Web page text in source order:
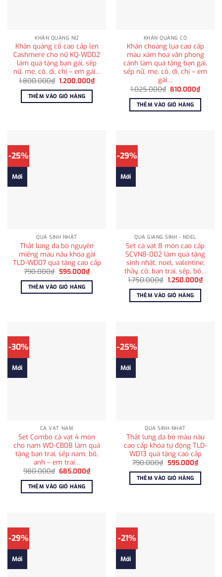
KHĂN QUÀNG NỮ
Khăn quàng cổ cao cấp len
Cashmere cho nữ KQ-WD02
làm quà tặng bạn gái, sếp
nữ, mẹ, cô, dì, chị – em gái…
1.800.000₫ Giá
là:
1.800.000₫.
1.200.000₫Giá
hiện
THÊM VÀO GIỎ HÀNG
KHĂN QUÀNG CỔ
Khăn choàng lụa cao cấp
màu xám hoa văn phong
cảnh làm quà tặng bạn gái,
sếp nữ, mẹ, cô, dì, chị – em
gái…
1.025.000₫ Giá
là:
1.025.000₫.
810.000₫Giá
hiện
tại
THÊM VÀO GIỎ HÀNG
-25%
Mới
QUÀ SINH NHẬT
Thắt lưng da bò nguyên
miếng màu nâu khóa gài
TLD-WD07 quà tặng cao cấp
790.000₫ Giá
là:
790.000₫.
595.000₫Giá
tại
THÊM VÀO GIỎ HÀNG
-29%
Mới
QUÀ GIÁNG SINH - NOEL
Set cà vạt 8 món cao cấp
SCVN8-002 làm quà tặng
sinh nhật, noel, valentine;
thầy, cô; bạn trai, sếp, bố…
1.750.000₫ Giá
là:
1.750.000₫.
1.250.000₫Giá
THÊM VÀO GIỎ HÀNG
-30%
Mới
CÀ VẠT NAM
Set Combo cà vạt 4 món
cho nam WD-CB08 làm quà
tặng bạn trai, sếp nam, bố,
anh – em trai…
980.000₫ Giá
là:
980.000₫.
685.000₫Giá
hiện
tại
685.000₫.
THÊM VÀO GIỎ HÀNG
-25%
Mới
QUÀ SINH NHẬT
Thắt lưng da bò màu nâu
cao cấp khóa tự động TLD-
WD13 quà tặng cao cấp
790.000₫ Giá
là:
790.000₫.
595.000₫Giá
hiện
tại
THÊM VÀO GIỎ HÀNG
-29%
Mới
-21%
Mới